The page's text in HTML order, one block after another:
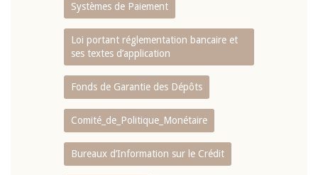
Systèmes de Paiement
Loi portant réglementation bancaire et
ses textes d’application
Fonds de Garantie des Dépôts
Comité_de_Politique_Monétaire
Bureaux d’Information sur le Crédit